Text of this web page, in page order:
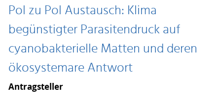
Pol zu Pol Austausch: Klima
begünstigter Parasitendruck auf
cyanobakterielle Matten und deren
ökosystemare Antwort
Antragsteller